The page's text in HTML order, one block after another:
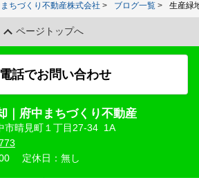
ちづくり不動産株式会社 ブログ一覧 生産緑
ページトップへ
電話でお問い合わせ
｜府中まちづくり不動産
市晴見町１丁目27-34 1A
定休日：無し